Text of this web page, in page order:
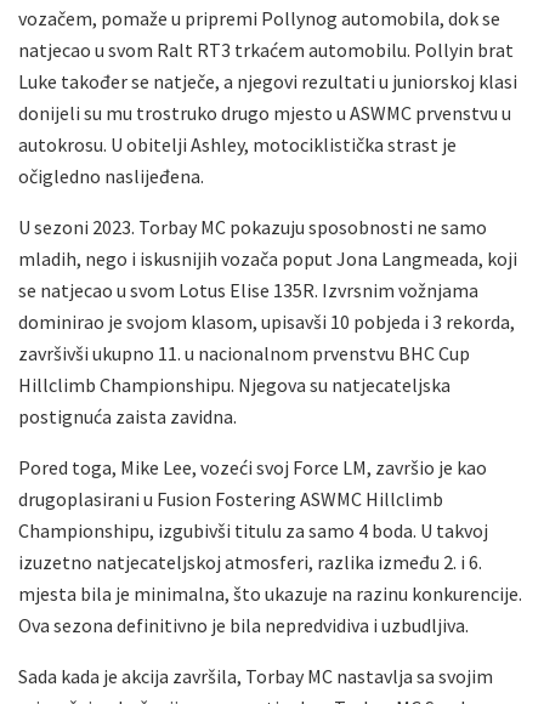
vozačem, pomaže u pripremi Pollynog automobila, dok se
natjecao u svom Ralt RT3 trkaćem automobilu. Pollyin brat
Luke također se natječe, a njegovi rezultati u juniorskoj klasi
donijeli su mu trostruko drugo mjesto u ASWMC prvenstvu u
autokrosu. U obitelji Ashley, motociklistička strast je
očigledno naslijeđena.
U sezoni 2023. Torbay MC pokazuju sposobnosti ne samo
mladih, nego i iskusnijih vozača poput Jona Langmeada, koji
se natjecao u svom Lotus Elise 135R. Izvrsnim vožnjama
dominirao je svojom klasom, upisavši 10 pobjeda i 3 rekorda,
završivši ukupno 11. u nacionalnom prvenstvu BHC Cup
Hillclimb Championshipu. Njegova su natjecateljska
postignuća zaista zavidna.
Pored toga, Mike Lee, vozeći svoj Force LM, završio je kao
drugoplasirani u Fusion Fostering ASWMC Hillclimb
Championshipu, izgubivši titulu za samo 4 boda. U takvoj
izuzetno natjecateljskoj atmosferi, razlika između 2. i 6.
mjesta bila je minimalna, što ukazuje na razinu konkurencije.
Ova sezona definitivno je bila nepredvidiva i uzbudljiva.
Sada kada je akcija završila, Torbay MC nastavlja sa svojim